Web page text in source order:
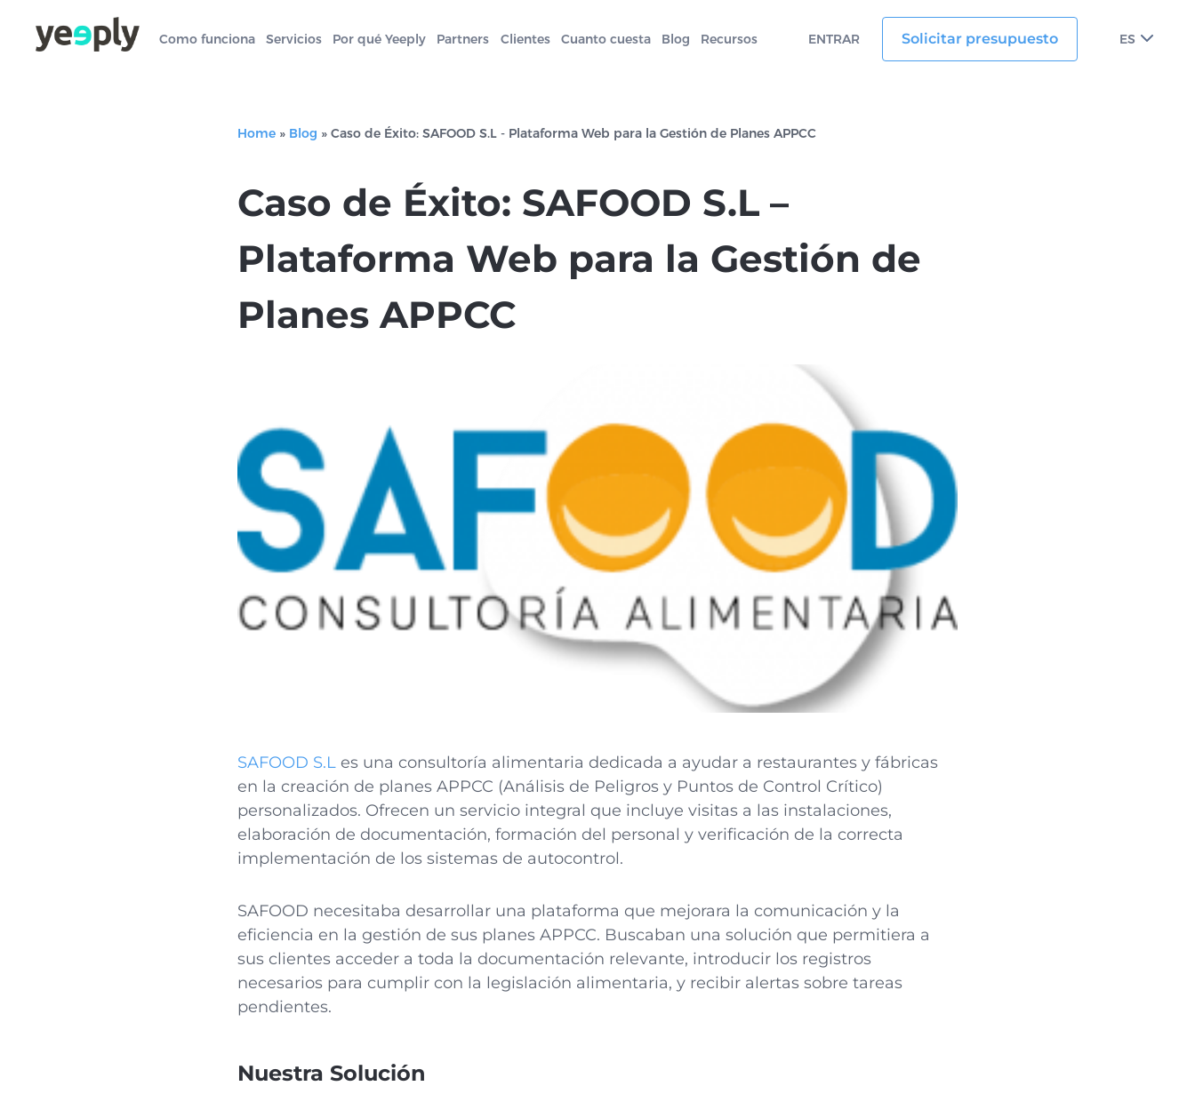
Como funciona Servicios Por qué Yeeply Partners Clientes Cuanto cuesta Blog Recursos ENTRAR Solicitar presupuesto ES
Home » Blog » Caso de Éxito: SAFOOD S.L - Plataforma Web para la Gestión de Planes APPCC
Caso de Éxito: SAFOOD S.L –
Plataforma Web para la Gestión de
Planes APPCC
SAFOOD S.L es una consultoría alimentaria dedicada a ayudar a restaurantes y fábricas
en la creación de planes APPCC (Análisis de Peligros y Puntos de Control Crítico)
personalizados. Ofrecen un servicio integral que incluye visitas a las instalaciones,
elaboración de documentación, formación del personal y verificación de la correcta
implementación de los sistemas de autocontrol.
SAFOOD necesitaba desarrollar una plataforma que mejorara la comunicación y la
eficiencia en la gestión de sus planes APPCC. Buscaban una solución que permitiera a
sus clientes acceder a toda la documentación relevante, introducir los registros
necesarios para cumplir con la legislación alimentaria, y recibir alertas sobre tareas
pendientes.
Nuestra Solución